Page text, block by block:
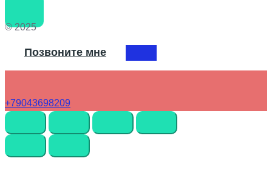
© 2025
Позвоните мне
+79043698209